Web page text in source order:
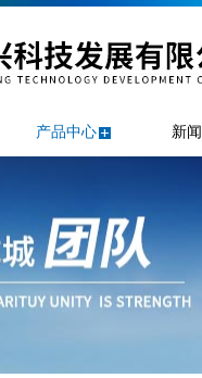
产品中心 新